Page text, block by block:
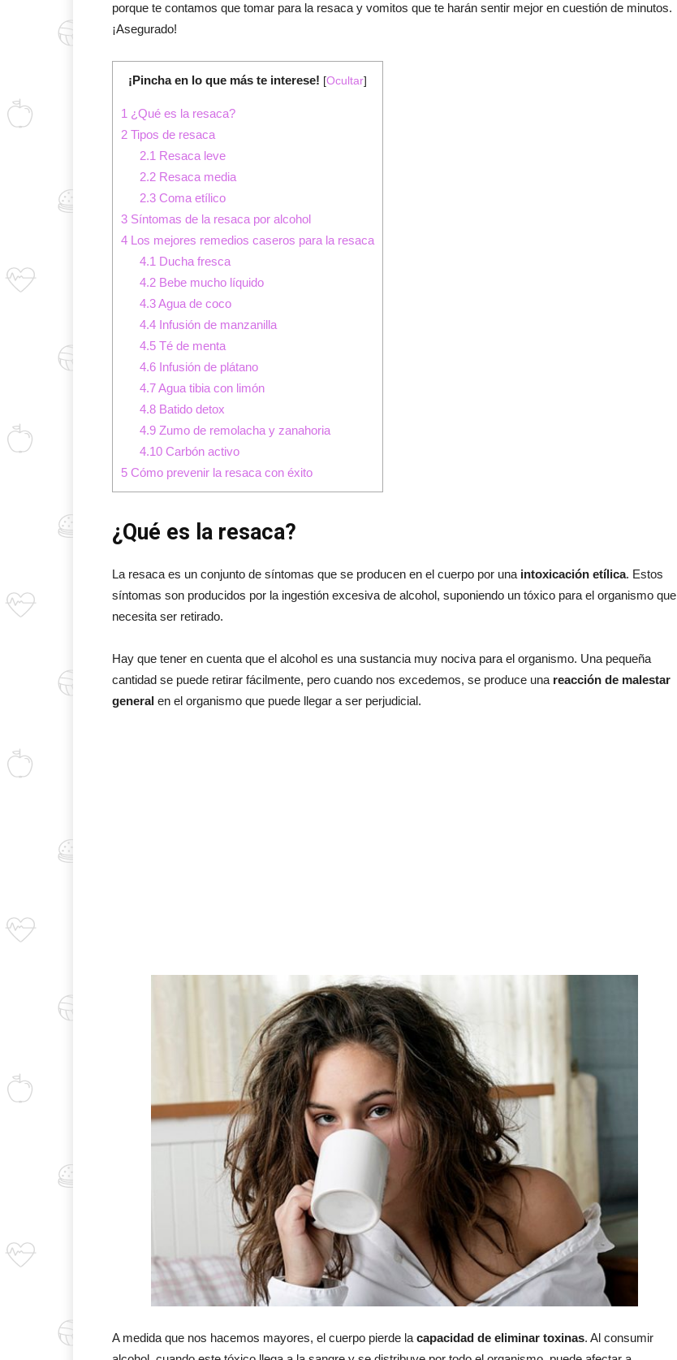
porque te contamos que tomar para la resaca y vomitos que te harán sentir mejor en cuestión de minutos.
¡Asegurado!
¡Pincha en lo que más te interese! [Ocultar]
1 ¿Qué es la resaca?
2 Tipos de resaca
2.1 Resaca leve
2.2Resaca media
2.3Coma etílico
3 Síntomas de la resaca por alcohol
4 Los mejores remedios caseros para la resaca
4.1 Ducha fresca
4.2Bebe mucho líquido
4.3Agua de coco
4.4Infusión de manzanilla
4.5Té de menta
4.6Infusión de plátano
4.7Agua tibia con limón
4.8Batido detox
4.9Zumo de remolacha y zanahoria
4.10Carbón activo
5 Cómo prevenir la resaca con éxito
¿Qué es la resaca?
La resaca es un conjunto de síntomas que se producen en el cuerpo por una intoxicación etílica. Estos
síntomas son producidos por la ingestión excesiva de alcohol, suponiendo un tóxico para el organismo que
necesita ser retirado.
Hay que tener en cuenta que el alcohol es una sustancia muy nociva para el organismo. Una pequeña
cantidad se puede retirar fácilmente, pero cuando nos excedemos, se produce una reacción de malestar
general en el organismo que puede llegar a ser perjudicial.
A medida que nos hacemos mayores, el cuerpo pierde la capacidad de eliminar toxinas. Al consumir